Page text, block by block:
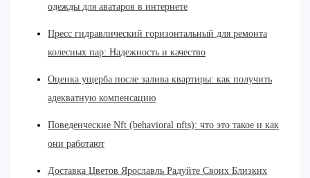
одежды для аватаров в интернете
Пресс гидравлический горизонтальный для ремонта
колесных пар: Надежность и качество
Оценка ущерба после залива квартиры: как получить
адекватную компенсацию
Поведенческие Nft (behavioral nfts): что это такое и как
они работают
Доставка Цветов Ярославль Радуйте Своих Близких